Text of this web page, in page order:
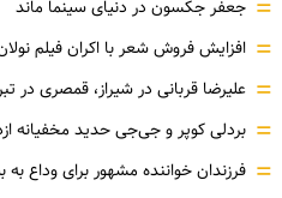
= جعفر جکسون در دنیای سینما ماند
= افزایش فروش شعر با اکران فیلم
= علیرضا قربانی در شیراز، قمصری در
= بردلی کوپر و جی‌جی حدید مخفیانه
= فرزندان خواننده مشهور برای وداع به